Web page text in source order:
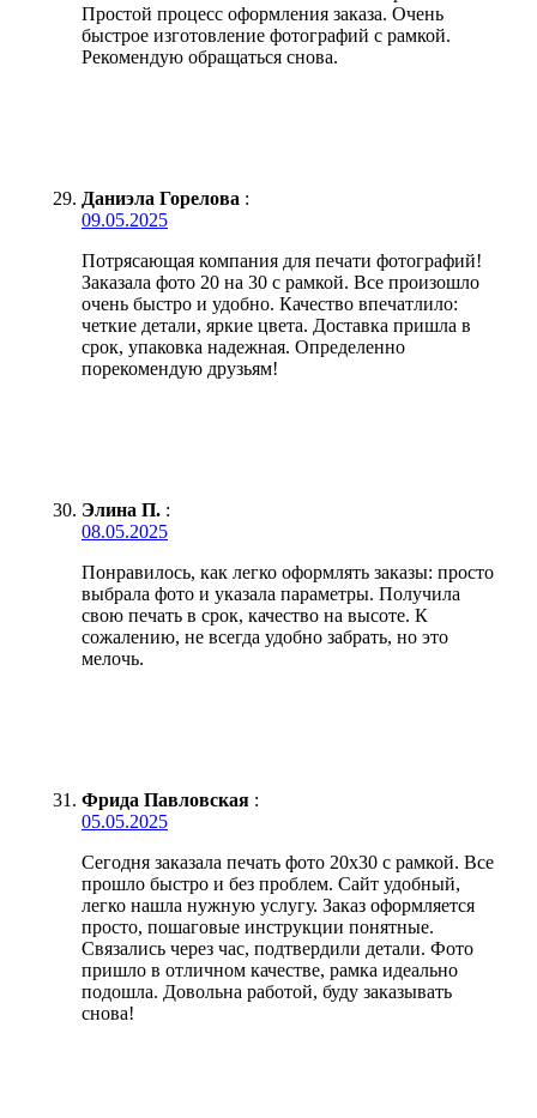
Простой процесс оформления заказа. Очень
быстрое изготовление фотографий с рамкой.
Рекомендую обращаться снова.
Даниэла Горелова :
09.05.2025
Потрясающая компания для печати фотографий!
Заказала фото 20 на 30 с рамкой. Все произошло
очень быстро и удобно. Качество впечатлило:
четкие детали, яркие цвета. Доставка пришла в
срок, упаковка надежная. Определенно
порекомендую друзьям!
Элина П. :
08.05.2025
Понравилось, как легко оформлять заказы: просто
выбрала фото и указала параметры. Получила
свою печать в срок, качество на высоте. К
сожалению, не всегда удобно забрать, но это
мелочь.
Фрида Павловская :
05.05.2025
Сегодня заказала печать фото 20х30 с рамкой. Все
прошло быстро и без проблем. Сайт удобный,
легко нашла нужную услугу. Заказ оформляется
просто, пошаговые инструкции понятные.
Связались через час, подтвердили детали. Фото
пришло в отличном качестве, рамка идеально
подошла. Довольна работой, буду заказывать
снова!